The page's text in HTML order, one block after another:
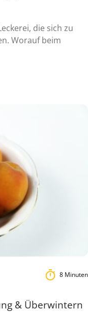
die sich zu
Worauf beim
8 Minuten
& Überwintern